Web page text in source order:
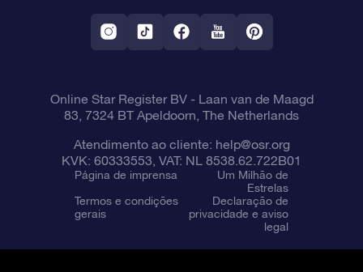
Aplicativo RV Fly me to the stars
Constelações
Online Star Register BV- Laan van de Maagd
83, 7324 BT Apeldoorn, The Netherlands
Atendimento ao cliente: help@osr.org
KVK: 60333553, VAT: NL 8538.62.722B01
Página de imprensa
Um Milhão de
Estrelas
Termos e condições
gerais
Declaração de
privacidade e aviso
legal